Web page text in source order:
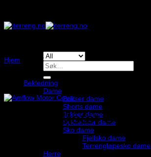
content
Søk
etter:
Bekledning
Dame
Bukser dame
Shorts dame
Jakker dame
Sykkelklær dame
Sko dame
Fjellsko dame
Terrengløpesko dame
Herre
Hjem /
Amflow Motor Cover